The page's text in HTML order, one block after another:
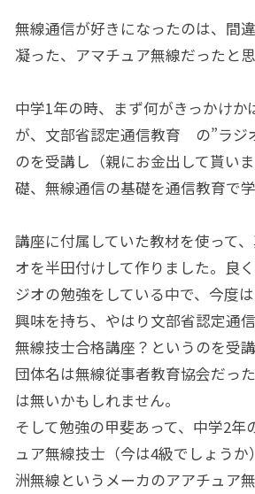
無線通信が好きになったのは、間
凝った、アマチュア無線だったと思
中学1年の時、まず何がきっかけか
が、文部省認定通信教育 の”ラジ
のを受講し（親にお金出して貰い
礎、無線通信の基礎を通信教育で学
講座に付属していた教材を使って
オを半田付けして作りました。良
ジオの勉強をしている中で、今度
興味を持ち、やはり文部省認定通
無線技士合格講座？というのを受講
団体名は無線従事者教育協会だっ
は無いかもしれません。
そして勉強の甲斐あって、中学2年
ュア無線技士（今は4級でしょう
洲無線というメーカのアアチュア